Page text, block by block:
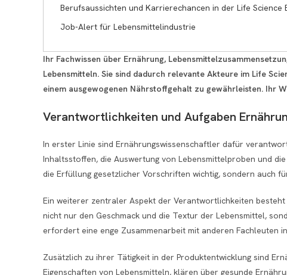
Berufsaussichten und Karrierechancen in der Life Science
Job-Alert für Lebensmittelindustrie
Ihr Fachwissen über Ernährung,
Lebensmitteln. Sie sind dadurch relevante Akteure im Life
einem ausgewogenen Nährstoffgehalt zu gewährleisten. Ihr
Verantwortlichkeiten und Aufgaben
In erster Linie sind Ernährungswissenschaftler dafür
Inhaltsstoffen, die Auswertung von Lebensmittelproben und
die Erfüllung gesetzlicher Vorschriften wichtig, sondern auch
Ein weiterer zentraler Aspekt der Verantwortlichkeiten
nicht nur den Geschmack und die Textur der Lebensmittel,
erfordert eine enge Zusammenarbeit mit anderen Fachleuten
Zusätzlich zu ihrer Tätigkeit in der Produktentwicklung sind
Eigenschaften von Lebensmitteln, klären über gesunde